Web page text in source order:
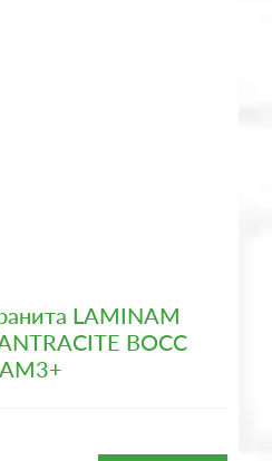
LAMINAM
BOCC